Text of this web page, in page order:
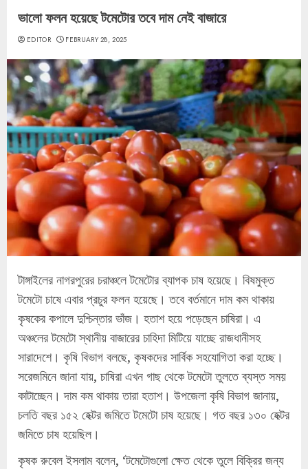
ভালো ফলন হয়েছে টমেটোর তবে দাম নেই বাজারে
EDITOR FEBRUARY 28, 2025
টাঙ্গাইলের নাগরপুরের চরাঞ্চলে টমেটোর ব্যাপক চাষ হয়েছে। বিষমুক্ত
টমেটো চাষে এবার প্রচুর ফলন হয়েছে। তবে বর্তমানে দাম কম থাকায়
কৃষকের কপালে দুশ্চিন্তার ভাঁজ। হতাশ হয়ে পড়েছেন চাষিরা। এ
অঞ্চলের টমেটো স্থানীয় বাজারের চাহিদা মিটিয়ে যাচ্ছে রাজধানীসহ
সারাদেশে। কৃষি বিভাগ বলছে, কৃষকদের সার্বিক সহযোগিতা করা হচ্ছে।
সরেজমিনে জানা যায়, চাষিরা এখন গাছ থেকে টমেটো তুলতে ব্যস্ত সময়
কাটাচ্ছেন। দাম কম থাকায় তারা হতাশ। উপজেলা কৃষি বিভাগ জানায়,
চলতি বছর ১৫২ হেক্টর জমিতে টমেটো চাষ হয়েছে। গত বছর ১৩০ হেক্টর
জমিতে চাষ হয়েছিল।
কৃষক রুবেল ইসলাম বলেন, ‘টমেটোগুলো ক্ষেত থেকে তুলে বিক্রির জন্য